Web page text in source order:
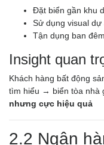
Đặt biển gần khu
Sử dụng visual dự
Tận dụng ban
Insight quan
Khách hàng bất động
tìm hiểu → biển tòa nhà
nhưng cực hiệu quả
2.2 Ngân